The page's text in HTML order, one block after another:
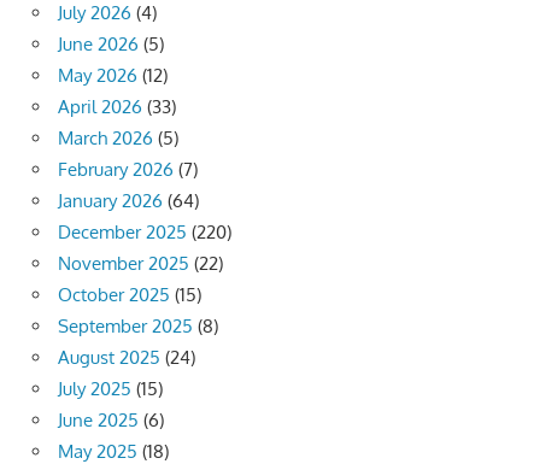
July 2026 (4)
June 2026 (5)
May 2026 (12)
April 2026 (33)
March 2026 (5)
February 2026 (7)
January 2026 (64)
December 2025 (220)
November 2025 (22)
October 2025 (15)
September 2025 (8)
August 2025 (24)
July 2025 (15)
June 2025 (6)
May 2025 (18)